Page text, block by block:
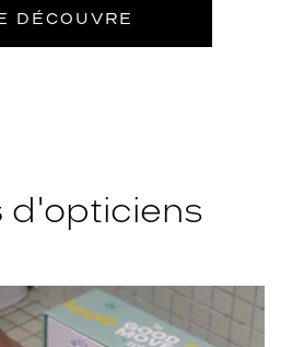
DÉCOUVRE
d'opticiens